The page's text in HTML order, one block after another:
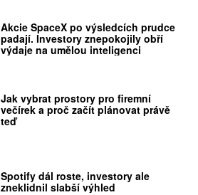
Akcie SpaceX po výsledcích prudce
padají. Investory znepokojily obří
výdaje na umělou inteligenci
Jak vybrat prostory pro firemní
večírek a proč začít plánovat právě
teď
Spotify dál roste, investory ale
zneklidnil slabší výhled